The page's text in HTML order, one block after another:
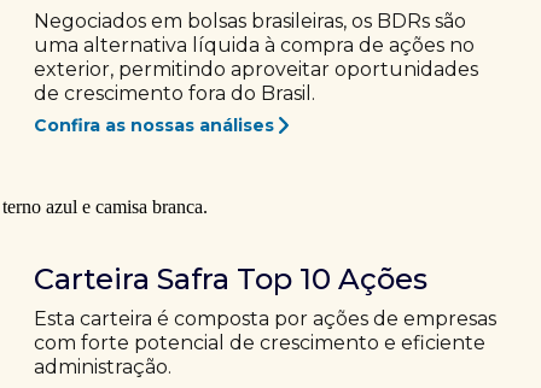
Negociados em bolsas brasileiras, os BDRs são
uma alternativa líquida à compra de ações no
exterior, permitindo aproveitar oportunidades
de crescimento fora do Brasil.
Confira as nossas análises
Carteira Safra Top 10 Ações
Esta carteira é composta por ações de empresas
com forte potencial de crescimento e eficiente
administração.